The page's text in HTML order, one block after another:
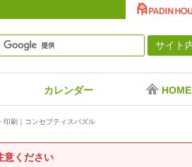
カレンダー HOME
刷｜コンセプティスパズル
意ください